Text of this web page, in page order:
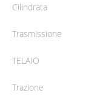
Cilindrata
Trasmissione
TELAIO
Trazione